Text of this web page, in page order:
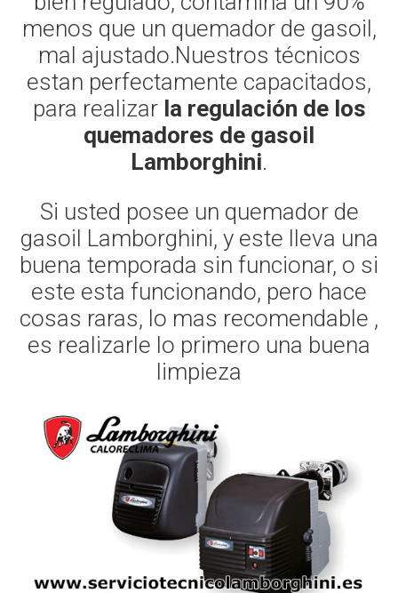
menos que un quemador de gasoil,
mal ajustado.Nuestros técnicos
estan perfectamente capacitados,
para realizar la regulación de los
quemadores de gasoil
Lamborghini.
Si usted posee un quemador de
gasoil Lamborghini, y este lleva una
buena temporada sin funcionar, o si
este esta funcionando, pero hace
cosas raras, lo mas recomendable ,
es realizarle lo primero una buena
limpieza